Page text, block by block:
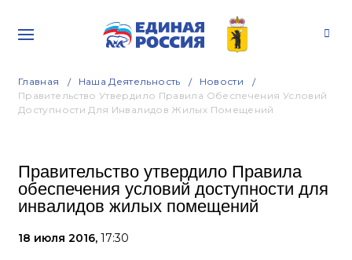
Главная Наша Деятельность
Новости
Правительство Утвердило Правила Обеспечения Условий
Доступности Для Инвалидов Жилых Помещений
Правительство утвердило Правила
обеспечения условий доступности для
инвалидов жилых помещений
18 июля 2016, 17:30